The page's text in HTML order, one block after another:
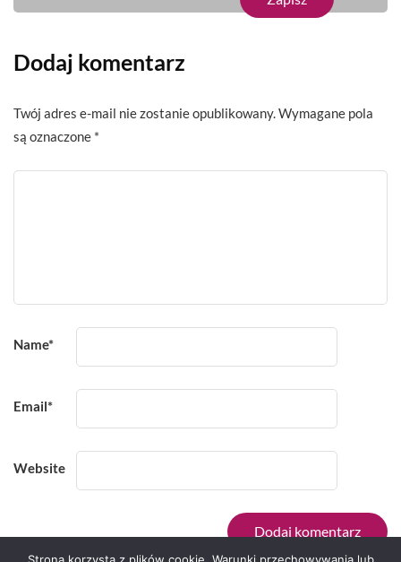
Dodaj komentarz
Twój adres e-mail nie zostanie opublikowany. Wymagane pola
są oznaczone *
Name*
Email*
Website